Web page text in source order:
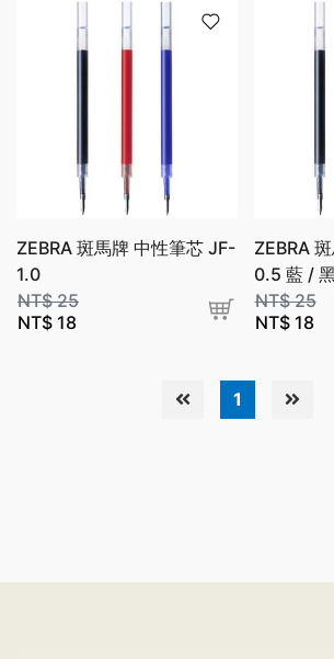
ZEBRA 斑馬牌 中性筆芯 JF-
1.0
NT$25
NT$ 18
ZEBRA
0.5 藍 /
NT$25
NT$18
1